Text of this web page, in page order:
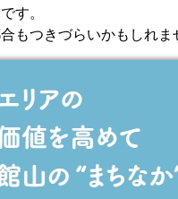
す。
もつきづらいかもしれま